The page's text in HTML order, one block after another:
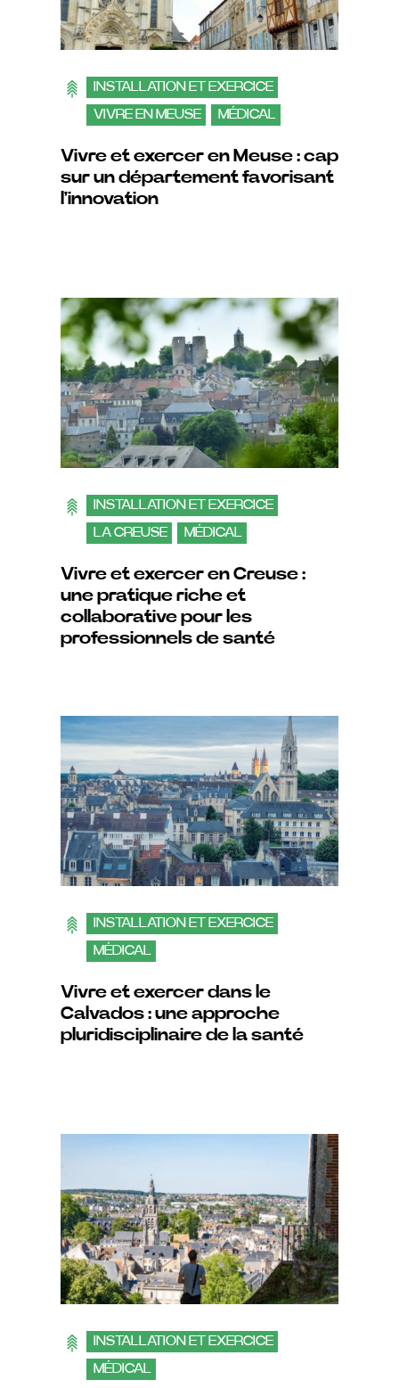
INSTALLATION ET EXERCICE
VIVRE EN MEUSE
MÉDICAL
Vivre et exercer en Meuse : cap
sur un département favorisant
l'innovation
INSTALLATION ET EXERCICE
LA CREUSE
MÉDICAL
Vivre et exercer en Creuse :
une pratique riche et
collaborative pour les
professionnels de santé
INSTALLATION ET EXERCICE
MÉDICAL
Vivre et exercer dans le
Calvados : une approche
pluridisciplinaire de la santé
INSTALLATION ET EXERCICE
MÉDICAL